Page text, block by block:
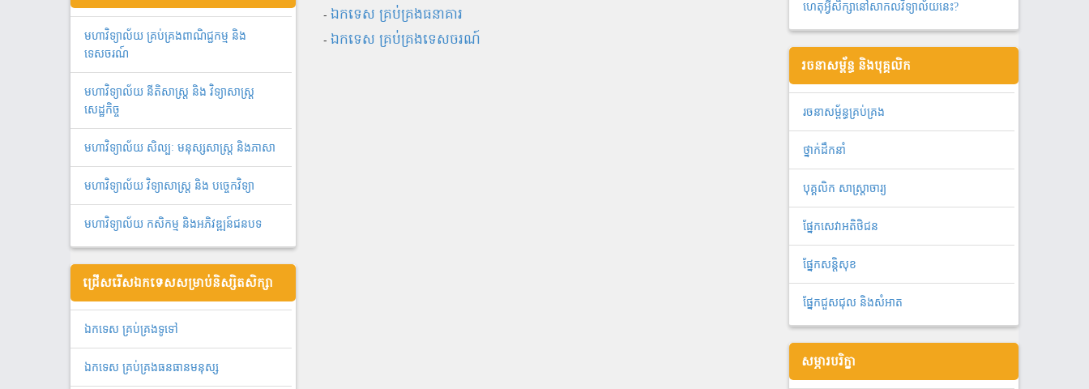
មហាវិទ្យាល័យ គ្រប់គ្រងពាណិជ្ជកម្ម និង
ទេសចរណ៍
មហាវិទ្យាល័យ នីតិសាស្រ្ត និង វិទ្យាសាស្រ្ត
សេដ្ឋកិច្ច
មហាវិទ្យាល័យ សិល្បៈ មនុស្សសាស្ត្រ និងភាសា
មហាវិទ្យាល័យ វិទ្យាសាស្រ្ត និង បច្ចេកវិទ្យា
មហាវិទ្យាល័យ កសិកម្ម និងអភិវឌ្ឍន៍ជនបទ
ជ្រើសរើសឯកទេសសម្រាប់និស្សិតសិក្សា
ឯ​ក​ទេស​ ​គ្រប់គ្រង​ទូទៅ
ឯកទេស គ្រប់គ្រងធនធានមនុស្ស
- ឯកទេស គ្រប់គ្រងធនាគារ
- ឯកទេស គ្រប់គ្រងទេសចរណ៍
ហេតុអ្វីសិក្សានៅសាកលវិទ្យាល័យនេះ?
រចនាសម្ព័ន្ធ និងបុគ្គលិក
រចនាសម្ព័ន្ធគ្រប់គ្រង
ថ្នាក់ដឹកនាំ
បុគ្គលិក សាស្ត្រាចារ្យ
ផ្នែកសេវាអតិថិជន
ផ្នែកសន្តិសុខ
ផ្នែកជួសជុល និងសំអាត
សម្ភារបរិក្ខា